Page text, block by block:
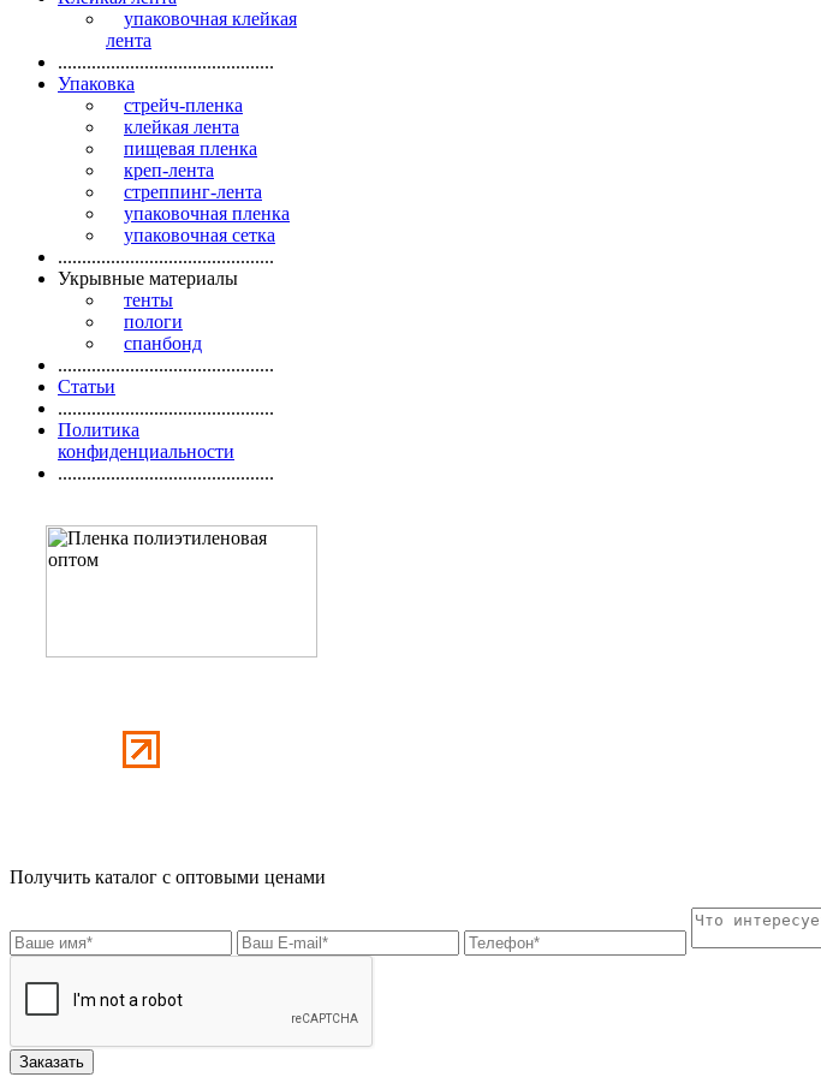
упаковочная клейкая
лента
.............................................
Упаковка
стрейч-пленка
клейкая лента
пищевая пленка
креп-лента
стреппинг-лента
упаковочная пленка
упаковочная сетка
.............................................
Укрывные материалы
тенты
пологи
спанбонд
.............................................
Статьи
.............................................
Политика
конфиденциальности
.............................................
Получить каталог с оптовыми ценами
Заказать